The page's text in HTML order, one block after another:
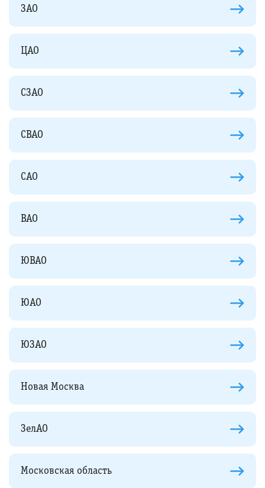
ЗАО
ЦАО
СЗАО
СВАО
САО
ВАО
ЮВАО
ЮАО
ЮЗАО
Новая Москва
ЗелАО
Московская область